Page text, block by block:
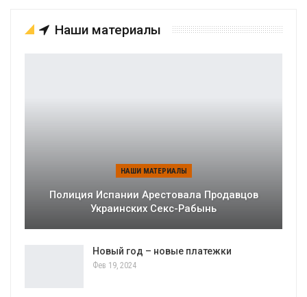
Наши материалы
НАШИ МАТЕРИАЛЫ
Полиция Испании Арестовала Продавцов
Украинских Секс-Рабынь
Новый год – новые платежки
Фев 19, 2024